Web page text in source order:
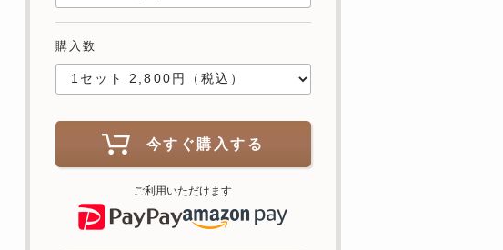
購入数
今すぐ購入する
ご利用いただけます